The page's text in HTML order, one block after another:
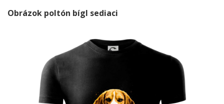
Obrázok poltón bígl sediaci